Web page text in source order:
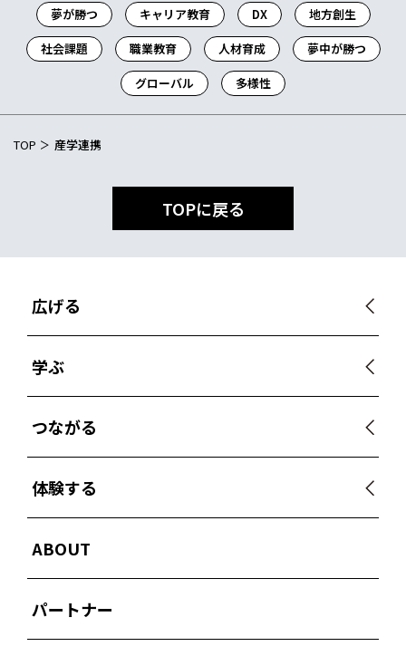
夢が勝つ キャリア教育 DX
地方創生
社会課題
職業教育 人材育成
夢中が勝つ
グローバル
多様性
TOP 産学連携
TOPに戻る
広げる
学ぶ
つながる
体験する
ABOUT
パートナー